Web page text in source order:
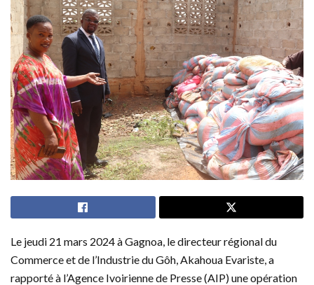
Le jeudi 21 mars 2024 à Gagnoa, le directeur régional du
Commerce et de l’Industrie du Gôh, Akahoua Evariste, a
rapporté à l’Agence Ivoirienne de Presse (AIP) une opération